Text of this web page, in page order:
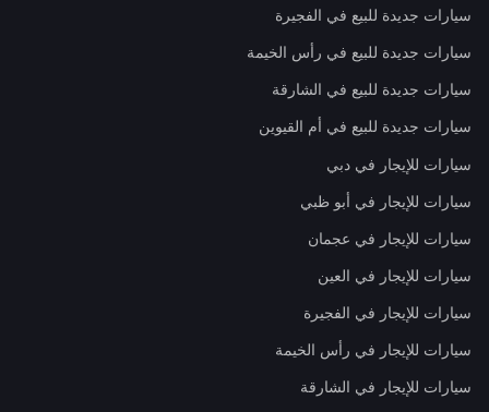
سيارات جديدة للبيع في الفجيرة
سيارات جديدة للبيع في رأس الخيمة
سيارات جديدة للبيع في الشارقة
سيارات جديدة للبيع في أم القيوين
سيارات للإيجار في دبي
سيارات للإيجار في أبو ظبي
سيارات للإيجار في عجمان
سيارات للإيجار في العين
سيارات للإيجار في الفجيرة
سيارات للإيجار في رأس الخيمة
سيارات للإيجار في الشارقة